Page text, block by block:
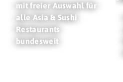
mit freier Auswahl für
alle Asia & Sushi
Restaurants
bundesweit